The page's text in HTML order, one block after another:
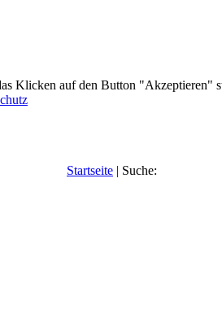
Klicken auf den Button "Akzeptieren"
Startseite | Suche: